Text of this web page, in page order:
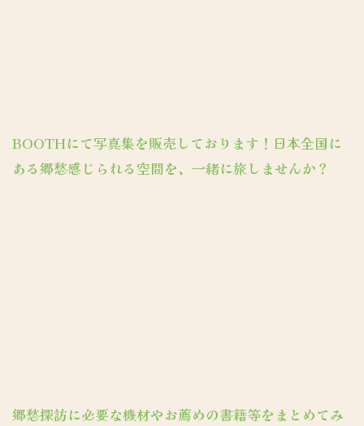
BOOTHにて写真集を販売しております！日本全国に
ある郷愁感じられる空間を、一緒に旅しませんか？
郷愁探訪に必要な機材やお薦めの書籍等をまとめてみ